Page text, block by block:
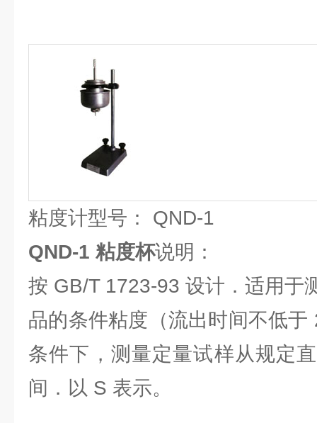
粘度计型号： QND-1
QND-1 粘度杯说明：
按 GB/T 1723-93 设计．适用于
品的条件粘度（流出时间不低
条件下，测量定量试样从规定
间．以 S 表示。